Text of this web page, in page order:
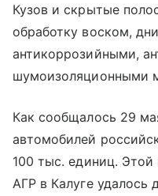
Кузов и скрытые
обработку воском,
антикоррозийными,
шумоизоляционными
Как сообщалось 29
автомобилей
100 тыс. единиц. Этой
АГР в Калуге удалось